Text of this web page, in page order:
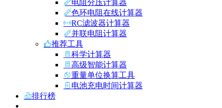
电阻分压计算器
色环电阻在线计算器
RC滤波器计算器
并联电阻计算器
推荐工具
科学计算器
高级智能计算器
重量单位换算工具
电池充电时间计算器
排行榜